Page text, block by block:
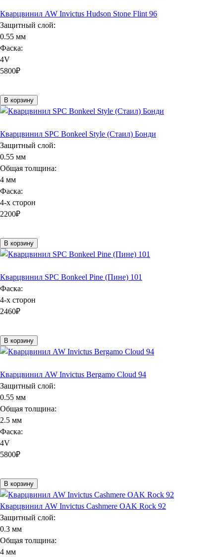
Кварцвинил AW Invictus Hudson Stone Flint 96
Защитный слой:
0.55 мм
Фаска:
4V
5800₽
В корзину
Кварцвинил SPC Bonkeel Style (Стаил) Бонди
Защитный слой:
0.55 мм
Общая толщина:
4 мм
Фаска:
4-х сторон
2200₽
В корзину
Кварцвинил SPC Bonkeel Pine (Пине) 101
Фаска:
4-х сторон
2460₽
В корзину
Кварцвинил AW Invictus Bergamo Cloud 94
Защитный слой:
0.55 мм
Общая толщина:
2.5 мм
Фаска:
4V
5800₽
В корзину
Кварцвинил AW Invictus Cashmere OAK Rock 92
Защитный слой:
0.3 мм
Общая толщина:
4 мм